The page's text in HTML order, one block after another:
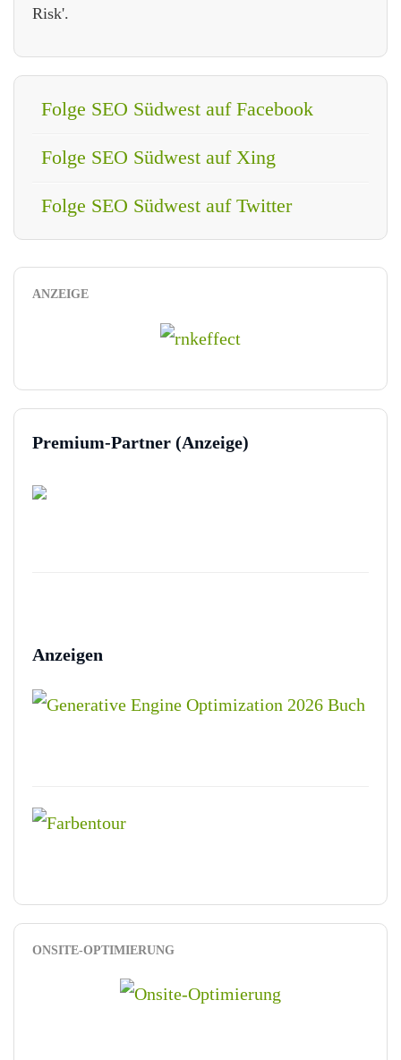
Risk'.
Folge SEO Südwest auf Facebook
Folge SEO Südwest auf Xing
Folge SEO Südwest auf Twitter
ANZEIGE
Premium-Partner (Anzeige)
Anzeigen
ONSITE-OPTIMIERUNG